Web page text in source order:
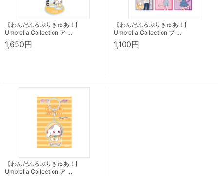
【わんだふるぷりきゅあ！】
Umbrella Collection ア …
1,650円
【わんだふるぷりきゅあ！】
Umbrella Collection ブ …
1,100円
【わんだふるぷりきゅあ！】
Umbrella Collection ア …